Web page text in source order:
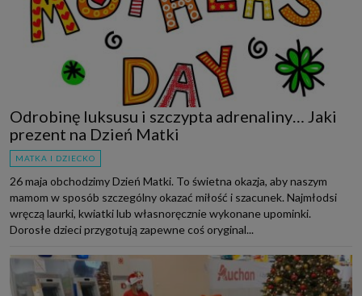
Odrobinę luksusu i szczypta adrenaliny… Jaki
prezent na Dzień Matki
MATKA I DZIECKO
26 maja obchodzimy Dzień Matki. To świetna okazja, aby naszym
mamom w sposób szczególny okazać miłość i szacunek. Najmłodsi
wręczą laurki, kwiatki lub własnoręcznie wykonane upominki.
Dorosłe dzieci przygotują zapewne coś oryginal...